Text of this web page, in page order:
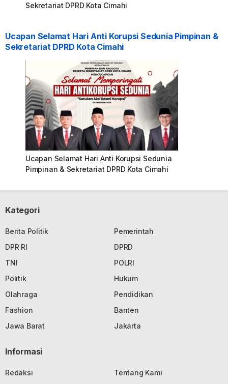
Sekretariat DPRD Kota Cimahi
Ucapan Selamat Hari Anti Korupsi Sedunia Pimpinan &
Sekretariat DPRD Kota Cimahi
Ucapan Selamat Hari Anti Korupsi Sedunia
Pimpinan & Sekretariat DPRD Kota Cimahi
Kategori
Berita Politik
Pemerintah
DPR RI
DPRD
TNI
POLRI
Politik
Hukum
Olahraga
Pendidikan
Fashion
Banten
Jawa Barat
Jakarta
Informasi
Redaksi Tentang Kami